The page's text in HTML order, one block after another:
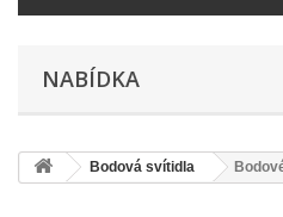
NABÍDKA
Bodová svítidla